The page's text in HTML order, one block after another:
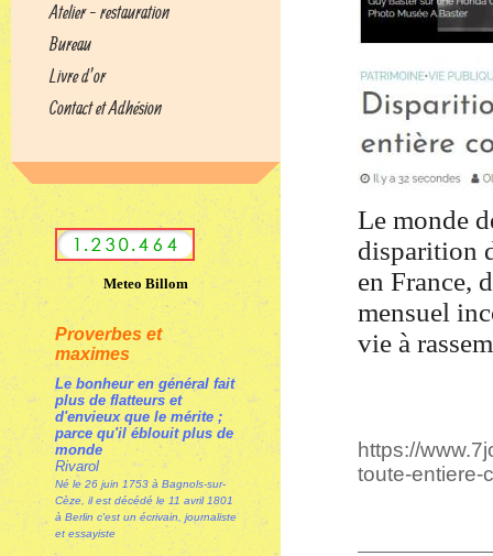
Atelier - restauration
Bureau
Livre d’or
Contact et Adhésion
Meteo Billom
Proverbes et
maximes
Le bonheur en général fait
plus de flatteurs et
d'envieux que le mérite ;
parce qu'il éblouit plus de
monde
Rivarol
Né le 26 juin 1753 à Bagnols-sur-
Cèze, il est décédé le 11 avril 1801
à Berlin c'est un écrivain, journaliste
et essayiste
Le monde
disparition
en France,
mensuel
vie à
https://
toute-entiere-